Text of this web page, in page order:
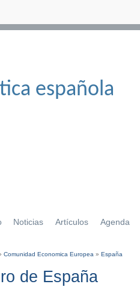
española
Noticias Artículos Agenda
Comunidad Economica Europea » España
de España